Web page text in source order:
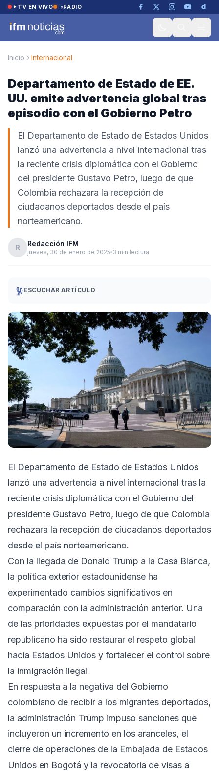
Saltar al contenido
TV EN VIVO RADIO
Inicio Internacional
Departamento de Estado de EE.
UU. emite advertencia global tras
episodio con el Gobierno Petro
El Departamento de Estado de Estados Unidos
lanzó una advertencia a nivel internacional tras
la reciente crisis diplomática con el Gobierno
del presidente Gustavo Petro, luego de que
Colombia rechazara la recepción de
ciudadanos deportados desde el país
norteamericano.
R Redacción IFM
jueves, 30 de enero de 2025 3 min lectura
ESCUCHAR ARTÍCULO
El Departamento de Estado de Estados Unidos
lanzó una advertencia a nivel internacional tras la
reciente crisis diplomática con el Gobierno del
presidente Gustavo Petro, luego de que Colombia
rechazara la recepción de ciudadanos deportados
desde el país norteamericano.
Con la llegada de Donald Trump a la Casa Blanca,
la política exterior estadounidense ha
experimentado cambios significativos en
comparación con la administración anterior. Una
de las prioridades expuestas por el mandatario
republicano ha sido restaurar el respeto global
hacia Estados Unidos y fortalecer el control sobre
la inmigración ilegal.
En respuesta a la negativa del Gobierno
colombiano de recibir a los migrantes deportados,
la administración Trump impuso sanciones que
incluyeron un incremento en los aranceles, el
cierre de operaciones de la Embajada de Estados
Unidos en Bogotá y la revocatoria de visas a